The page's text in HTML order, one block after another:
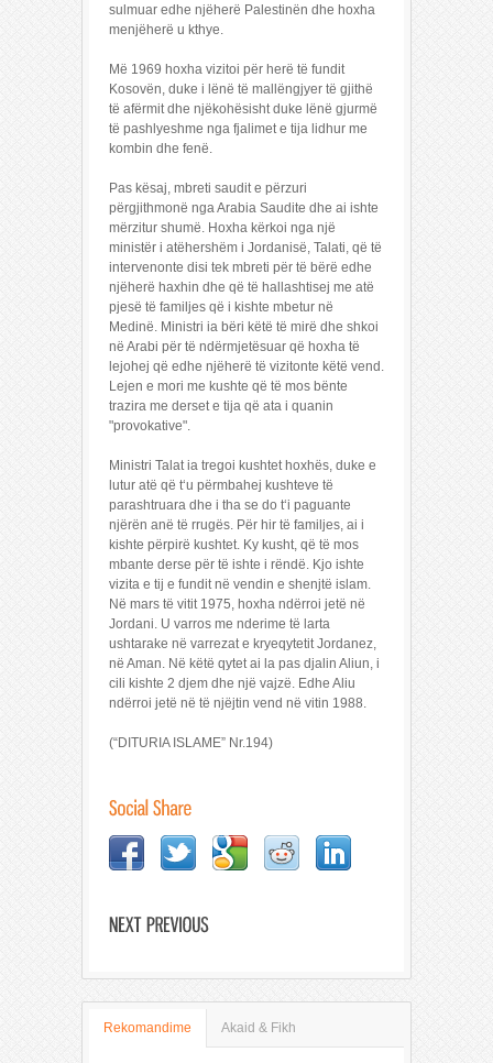
sulmuar edhe njëherë Palestinën dhe hoxha
menjëherë u kthye.
Më 1969 hoxha vizitoi për herë të fundit
Kosovën, duke i lënë të mallëngjyer të gjithë
të afërmit dhe njëkohësisht duke lënë gjurmë
të pashlyeshme nga fjalimet e tija lidhur me
kombin dhe fenë.
Pas kësaj, mbreti saudit e përzuri
përgjithmonë nga Arabia Saudite dhe ai ishte
mërzitur shumë. Hoxha kërkoi nga një
ministër i atëhershëm i Jordanisë, Talati, që të
intervenonte disi tek mbreti për të bërë edhe
njëherë haxhin dhe që të hallashtisej me atë
pjesë të familjes që i kishte mbetur në
Medinë. Ministri ia bëri këtë të mirë dhe shkoi
në Arabi për të ndërmjetësuar që hoxha të
lejohej që edhe njëherë të vizitonte këtë vend.
Lejen e mori me kushte që të mos bënte
trazira me derset e tija që ata i quanin
"provokative".
Ministri Talat ia tregoi kushtet hoxhës, duke e
lutur atë që t‘u përmbahej kushteve të
parashtruara dhe i tha se do t‘i paguante
njërën anë të rrugës. Për hir të familjes, ai i
kishte përpirë kushtet. Ky kusht, që të mos
mbante derse për të ishte i rëndë. Kjo ishte
vizita e tij e fundit në vendin e shenjtë islam.
Në mars të vitit 1975, hoxha ndërroi jetë në
Jordani. U varros me nderime të larta
ushtarake në varrezat e kryeqytetit Jordanez,
në Aman. Në këtë qytet ai la pas djalin Aliun, i
cili kishte 2 djem dhe një vajzë. Edhe Aliu
ndërroi jetë në të njëjtin vend në vitin 1988.
(“DITURIA ISLAME” Nr.194)
Rekomandime Akaid & Fikh